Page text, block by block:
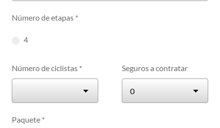
Número de etapas *
4
Número de ciclistas * Seguros a contratar
Paquete *